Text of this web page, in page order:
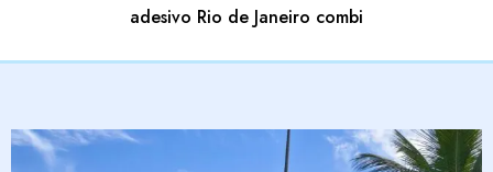
adesivo Rio de Janeiro combi